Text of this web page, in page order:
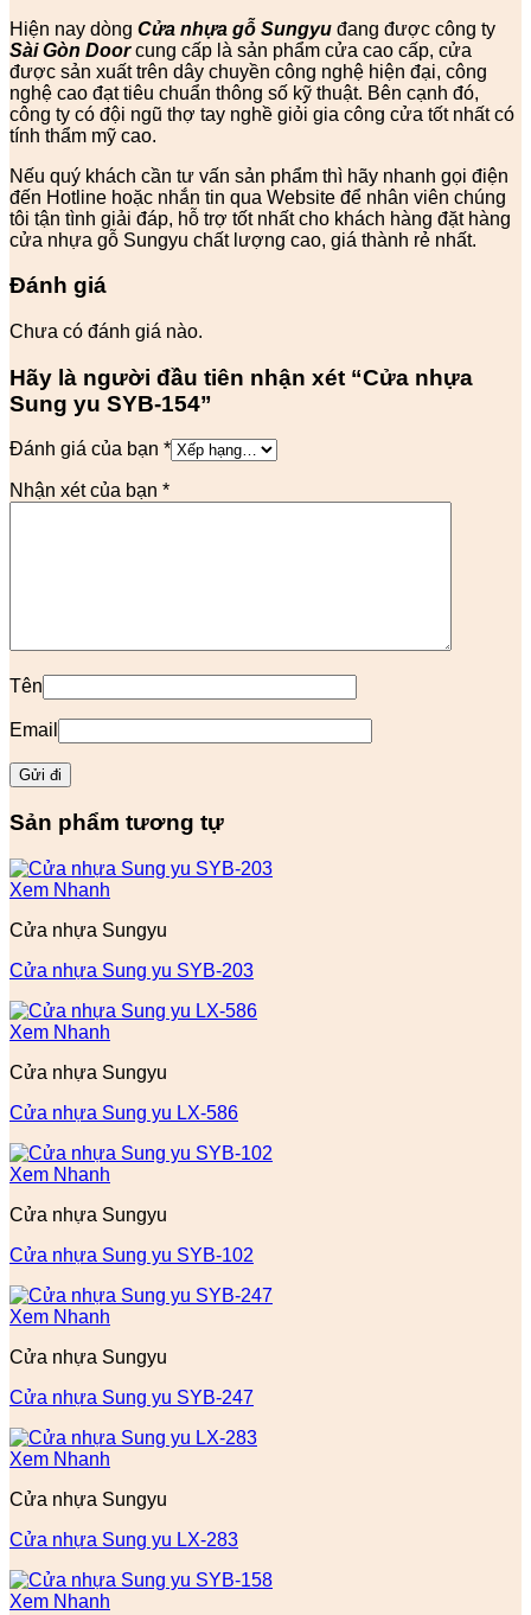
Hiện nay dòng Cửa nhựa gỗ Sungyu đang được công ty
Sài Gòn Doorcung cấp là sản phẩm cửa cao cấp, cửa
được sản xuất trên dây chuyền công nghệ hiện đại, công
nghệ cao đạt tiêu chuẩn thông số kỹ thuật. Bên cạnh đó,
công ty có đội ngũ thợ tay nghề giỏi gia công cửa tốt nhất có
tính thẩm mỹ cao.
Nếu quý khách cần tư vấn sản phẩm thì hãy nhanh gọi điện
đến Hotline hoặc nhắn tin qua Website để nhân viên chúng
tôi tận tình giải đáp, hỗ trợ tốt nhất cho khách hàng đặt hàng
cửa nhựa gỗ Sungyu chất lượng cao, giá thành rẻ nhất.
Đánh giá
Chưa có đánh giá nào.
Hãy là người đầu tiên nhận xét “Cửa nhựa
Sung yu SYB-154”
Đánh giá của bạn *
Nhận xét của bạn *
Tên
Email
Sản phẩm tương tự
Xem Nhanh
Cửa nhựa Sungyu
Cửa nhựa Sung yu SYB-203
Xem Nhanh
Cửa nhựa Sungyu
Cửa nhựa Sung yu LX-586
Xem Nhanh
Cửa nhựa Sungyu
Cửa nhựa Sung yu SYB-102
Xem Nhanh
Cửa nhựa Sungyu
Cửa nhựa Sung yu SYB-247
Xem Nhanh
Cửa nhựa Sungyu
Cửa nhựa Sung yu LX-283
Xem Nhanh